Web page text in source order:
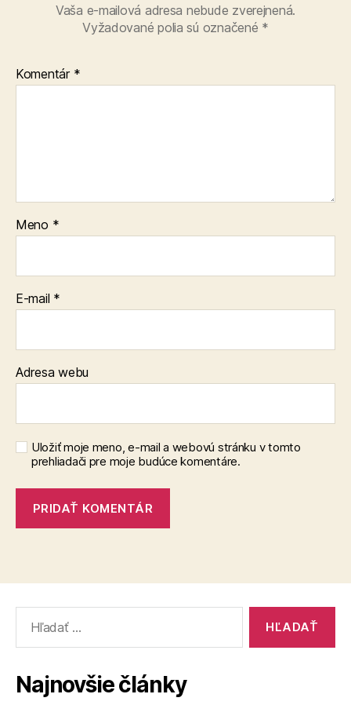
Vaša e-mailová adresa nebude zverejnená.
Vyžadované polia sú označené *
Komentár *
Meno *
E-mail *
Adresa webu
Uložiť moje meno, e-mail a webovú stránku v tomto
prehliadači pre moje budúce komentáre.
Najnovšie články